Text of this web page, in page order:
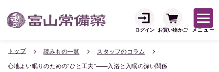
ログイン お買い物かご メニュー
トップ 読みもの一覧 スタッフのコラム
心地よい眠りのための“ひと工夫”——入浴と入眠の深い関係